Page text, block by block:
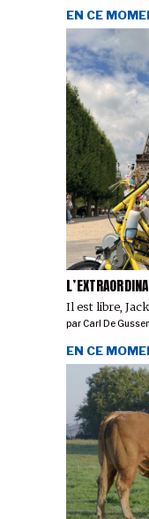
Il est libre,
EN CE
parCarl De
EN CE